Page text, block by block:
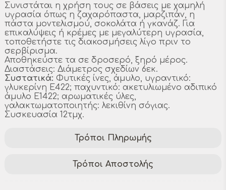
Συνιστάται η χρήση τους σε βάσεις με χαμηλή
υγρασία όπως η ζαχαρόπαστα, μαρζιπάν, η
πάστα μοντελισμού, σοκολάτα ή γκανάζ. Για
επικαλύψεις ή κρέμες με μεγαλύτερη υγρασία,
τοποθετήστε τις διακοσμήσεις λίγο πριν το
σερβίρισμα.
Αποθηκεύστε τα σε δροσερό, ξηρό μέρος.
Διαστάσεις: Διάμετρος σχεδίων 6εκ.
Συστατικά: Φυτικές ίνες, άμυλο, υγραντικό:
γλυκερίνη E422; παχυντικό: ακετυλιωμένο αδιπικό
άμυλο E1422; αρωματικές ύλες,
γαλακτωματοποιητής: λεκιθίνη σόγιας.
Συσκευασία 12τμχ.
Τρόποι Πληρωμής
Τρόποι Αποστολής